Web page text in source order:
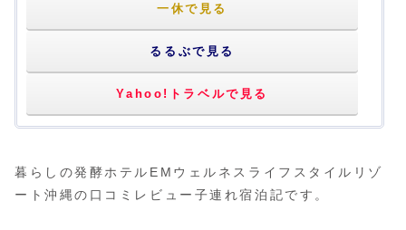
一休で見る
るるぶで見る
Yahoo!トラベルで見る
暮らしの発酵ホテルEMウェルネスライフスタイルリゾ
ート沖縄の口コミレビュー子連れ宿泊記です。